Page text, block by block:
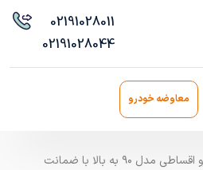
02191028011
02191028044
معاوضه خودرو
خودرو شاپ، خرید و فروش خودرو اقساطی مدل ۹۰ به بالا با ضمانت